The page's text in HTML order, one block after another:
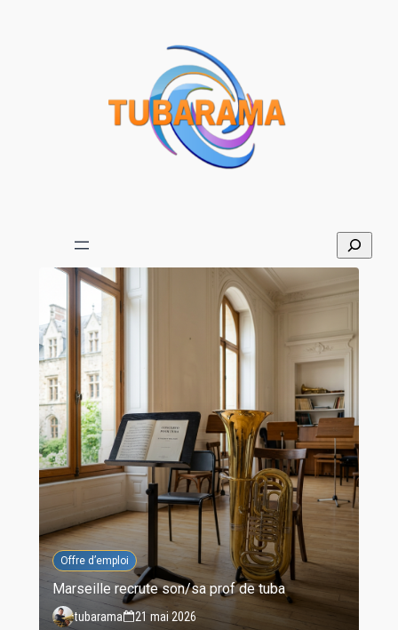
Offre d’emploi
Marseille recrute son/sa prof de tuba
tubarama 21 mai 2026